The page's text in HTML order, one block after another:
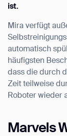
ist.
Mira verfügt
automatisch
häufigsten
dass die durch
Zeit teilweise
Roboter wieder
Marvels